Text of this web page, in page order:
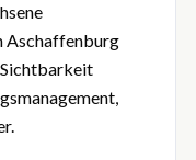
Aschaffenburg